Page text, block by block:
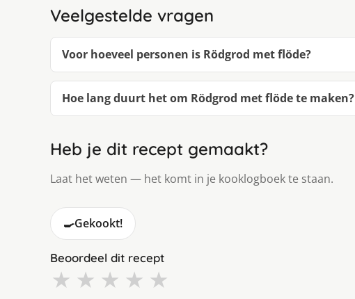
Veelgestelde vragen
Voor hoeveel personen is Rödgrod met flöde?
Hoe lang duurt het om Rödgrod met flöde te maken?
Heb je dit recept gemaakt?
Laat het weten — het komt in je kooklogboek te staan.
🍳Gekookt!
Beoordeel dit recept
★ ★ ★ ★ ★